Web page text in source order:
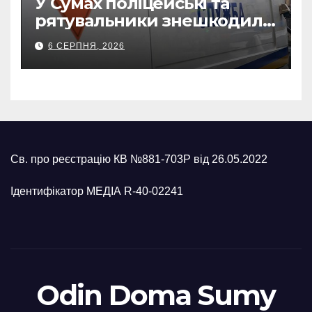
рятувальники знешкодили
500-кілограмову авіабомбу
росіян
6 СЕРПНЯ, 2026
Св. про реєстрацію КВ №881-703Р від 26.05.2022
Ідентифікатор МЕДІА R-40-02241
Odin Doma Sumy